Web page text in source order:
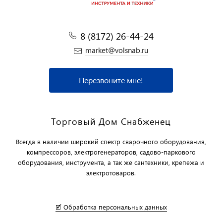
8 (8172) 26-44-24
market@volsnab.ru
Перезвоните мне!
Торговый Дом Снабженец
Всегда в наличии широкий спектр сварочного оборудования,
компрессоров, электрогенераторов, садово-паркового
оборудования, инструмента, а так же сантехники, крепежа и
электротоваров.
🗹 Обработка персональных данных